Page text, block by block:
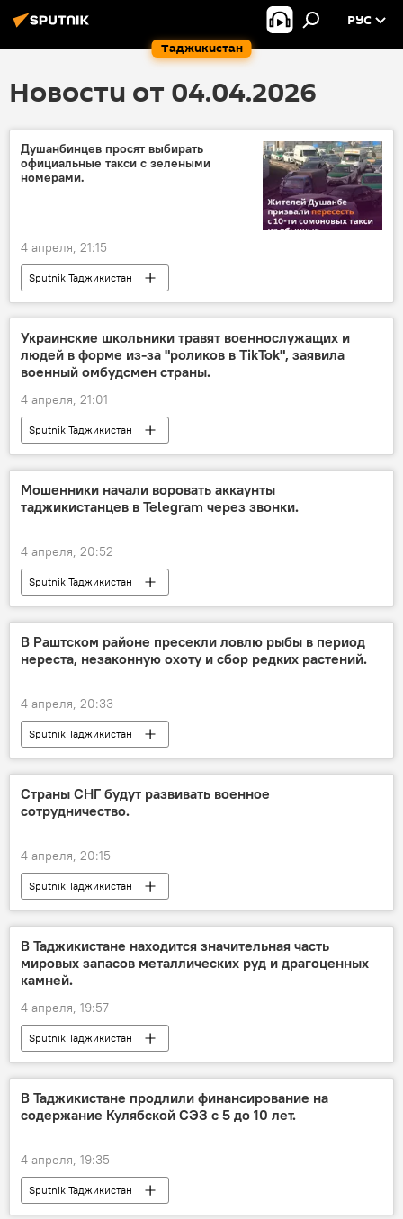
Таджикистан
РУС
Новости от 04.04.2026
Душанбинцев просят выбирать
официальные такси с зелеными
номерами.
4 апреля, 21:15
Sputnik Таджикистан
Украинские школьники травят военнослужащих и
людей в форме из-за "роликов в TikTok", заявила
военный омбудсмен страны.
4 апреля, 21:01
Sputnik Таджикистан
Мошенники начали воровать аккаунты
таджикистанцев в Telegram через звонки.
4 апреля, 20:52
Sputnik Таджикистан
В Раштском районе пресекли ловлю рыбы в период
нереста, незаконную охоту и сбор редких растений.
4 апреля, 20:33
Sputnik Таджикистан
Страны СНГ будут развивать военное
сотрудничество.
4 апреля, 20:15
Sputnik Таджикистан
В Таджикистане находится значительная часть
мировых запасов металлических руд и драгоценных
камней.
4 апреля, 19:57
Sputnik Таджикистан
В Таджикистане продлили финансирование на
содержание Кулябской СЭЗ с 5 до 10 лет.
4 апреля, 19:35
Sputnik Таджикистан